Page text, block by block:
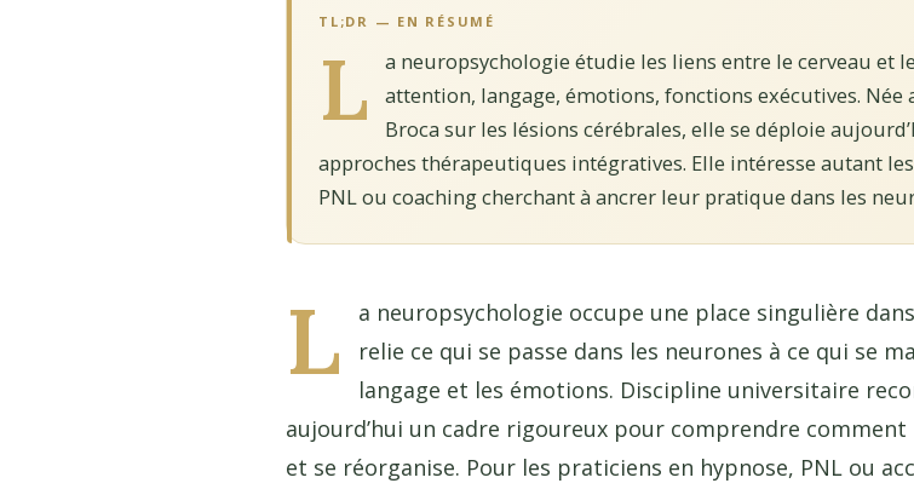
TL;DR — EN RÉSUMÉ
L
a neuropsychologie étudie les liens entre le cerveau et
attention, langage, émotions, fonctions exécutives. Née
Broca sur les lésions cérébrales, elle se déploie
approches thérapeutiques intégratives. Elle intéresse autant
PNL ou coaching cherchant à ancrer leur pratique dans les
L
a neuropsychologie occupe une place singulière
relie ce qui se passe dans les neurones à ce qui se
langage et les émotions. Discipline universitaire
aujourd’hui un cadre rigoureux pour comprendre
et se réorganise. Pour les praticiens en hypnose, PNL ou